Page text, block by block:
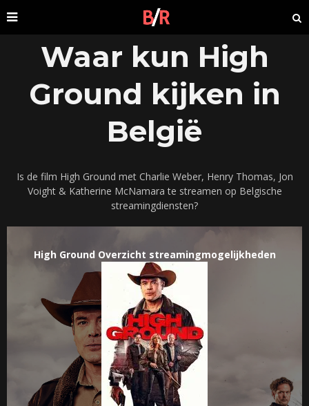
Waar kun High
Ground kijken in
België
Is de film High Ground met Charlie Weber, Henry Thomas, Jon
Voight & Katherine McNamara te streamen op Belgische
streamingdiensten?
High Ground Overzicht streamingmogelijkheden